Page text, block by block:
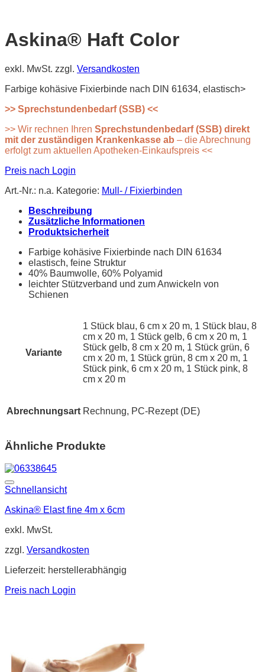
Askina® Haft Color
exkl. MwSt. zzgl. Versandkosten
Farbige kohäsive Fixierbinde nach DIN 61634, elastisch>
>> Sprechstundenbedarf (SSB) <<
>> Wir rechnen Ihren Sprechstundenbedarf (SSB) direkt
mit der zuständigen Krankenkasse ab – die Abrechnung
erfolgt zum aktuellen Apotheken-Einkaufspreis <<
Preis nach Login
Art.-Nr.: n.a. Kategorie: Mull- / Fixierbinden
Beschreibung
Zusätzliche Informationen
Produktsicherheit
Farbige kohäsive Fixierbinde nach DIN 61634
elastisch, feine Struktur
40% Baumwolle, 60% Polyamid
leichter Stützverband und zum Anwickeln von
Schienen
Variante
1 Stück blau, 6 cm x 20 m, 1 Stück blau, 8
cm x 20 m, 1 Stück gelb, 6 cm x 20 m, 1
Stück gelb, 8 cm x 20 m, 1 Stück grün, 6
cm x 20 m, 1 Stück grün, 8 cm x 20 m, 1
Stück pink, 6 cm x 20 m, 1 Stück pink, 8
cm x 20 m
Abrechnungsart Rechnung, PC-Rezept (DE)
Ähnliche Produkte
Schnellansicht
Askina® Elast fine 4m x 6cm
exkl. MwSt.
zzgl. Versandkosten
Lieferzeit: herstellerabhängig
Preis nach Login